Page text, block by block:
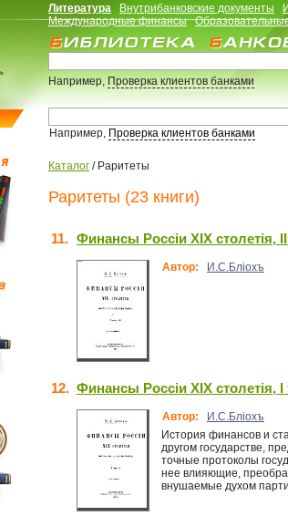
Литература Внутрибанковские документы
Международные финансы
Например,Проверка клиентов банками
Например, Проверка клиентов банками
Каталог / Раритеты
Раритеты (23 книги)
11. Финансы Россiи XIX столетiя,
Автор: И.С.Блiохъ
12. Финансы Россiи XIX столетiя, I
Автор: И.С.Блiохъ
История финансов и
другом государстве,
точные протоколы
нее влияющие,
внушаемые духом